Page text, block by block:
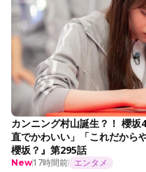
カンニング村山誕生？！ 櫻
直でかわいい」「これだから
櫻坂？』第295話
New17時間前 エンタメ